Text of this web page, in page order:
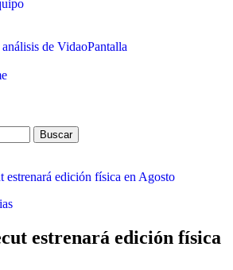
de VidaoPantalla
Buscar
estrenará edición física en Agosto
estrenará edición física